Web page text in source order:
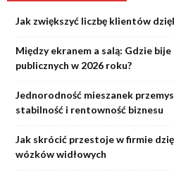
Jak zwiększyć liczbę klientów
Między ekranem a salą: Gdzie
publicznych w 2026 roku?
Jednorodność mieszanek
stabilność i rentowność biznesu
Jak skrócić przestoje w firmie
wózków widłowych